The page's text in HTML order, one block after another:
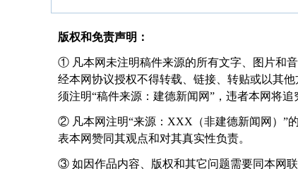
版权和免责声明：
① 凡本网未注明稿件来源的所有文字、图片和
经本网协议授权不得转载、链接、转贴或以其
须注明“稿件来源：建德新闻网”，违者本网将追
② 凡本网注明“来源：XXX（非建德新闻网）”
表本网赞同其观点和对其真实性负责。
③ 如因作品内容、版权和其它问题需要同本网联